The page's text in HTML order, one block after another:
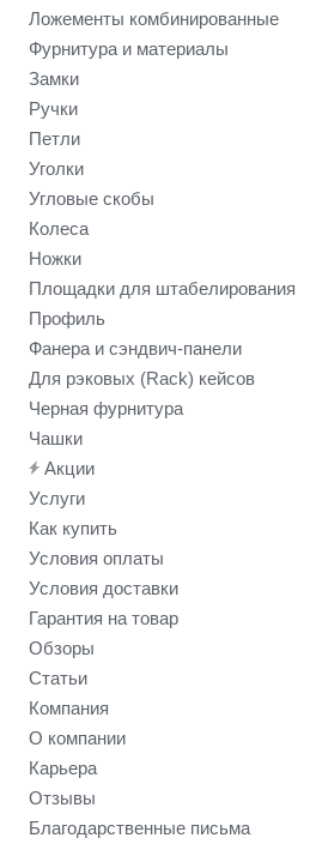
Ложементы комбинированные
Фурнитура и материалы
Замки
Ручки
Петли
Уголки
Угловые скобы
Колеса
Ножки
Площадки для штабелирования
Профиль
Фанера и сэндвич-панели
Для рэковых (Rack) кейсов
Черная фурнитура
Чашки
Акции
Услуги
Как купить
Условия оплаты
Условия доставки
Гарантия на товар
Обзоры
Статьи
Компания
О компании
Карьера
Отзывы
Благодарственные письма